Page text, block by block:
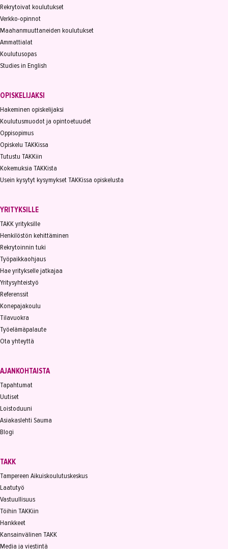
Rekrytoivat koulutukset
Verkko-opinnot
Maahanmuuttaneiden koulutukset
Ammattialat
Koulutusopas
Studies in English
OPISKELIJAKSI
Hakeminen opiskelijaksi
Koulutusmuodot ja opintoetuudet
Oppisopimus
Opiskelu TAKKissa
Tutustu TAKKiin
Kokemuksia TAKKista
Usein kysytyt kysymykset TAKKissa opiskelusta
YRITYKSILLE
TAKK yrityksille
Henkilöstön kehittäminen
Rekrytoinnin tuki
Työpaikkaohjaus
Hae yritykselle jatkajaa
Yritysyhteistyö
Referenssit
Konepajakoulu
Tilavuokra
Työelämäpalaute
Ota yhteyttä
AJANKOHTAISTA
Tapahtumat
Uutiset
Loistoduuni
Asiakaslehti Sauma
Blogi
TAKK
Tampereen Aikuiskoulutuskeskus
Laatutyö
Vastuullisuus
Töihin TAKKiin
Hankkeet
Kansainvälinen TAKK
Media ja viestintä